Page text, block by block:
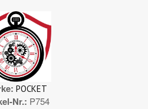
POCKET
Nr. P754